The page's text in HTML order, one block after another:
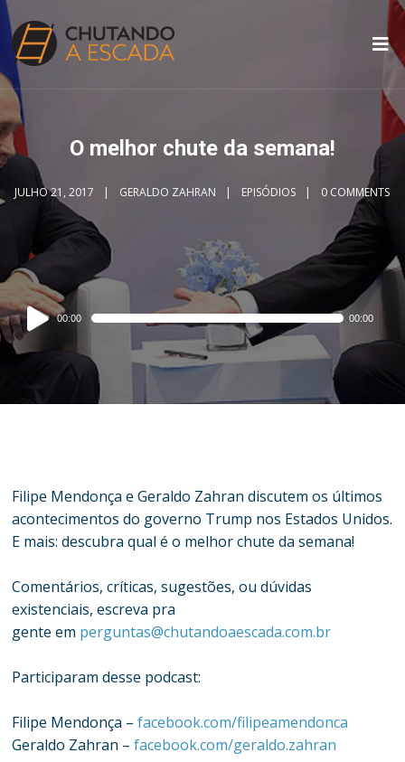
O melhor chute da semana!
JULHO 21, 2017 GERALDO ZAHRAN EPISÓDIOS 0 COMMENTS
Audio
Player
00:00 00:00
Filipe Mendonça e Geraldo Zahran discutem os últimos
acontecimentos do governo Trump nos Estados Unidos.
E mais: descubra qual é o melhor chute da semana!
Comentários, críticas, sugestões, ou dúvidas
existenciais, escreva pra
gente em perguntas@chutandoaescada.com.br
Participaram desse podcast:
Filipe Mendonça –facebook.com/filipeamendonca
Geraldo Zahran –facebook.com/geraldo.zahran